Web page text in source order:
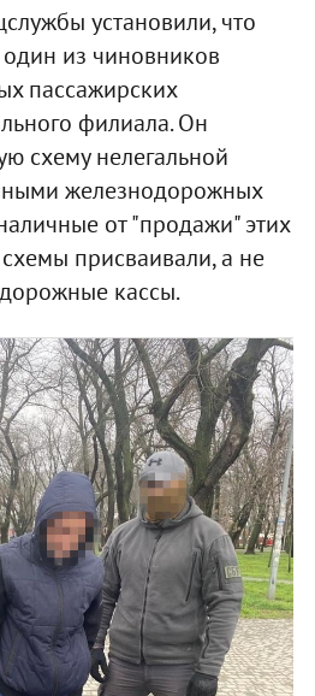
установили, что
из чиновников
пассажирских
филиала. Он
схему нелегальной
железнодорожных
от "продажи" этих
присваивали, а не
кассы.